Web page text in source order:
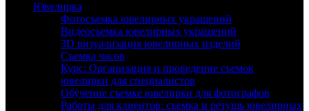
Ювелирка
Фотосъемка ювелирных украшений
Видеосъемка ювелирных украшений
3D визуализация ювелирных изделий
Съемка часов
Курс: Организация и проведение съемок
ювелирки для специалистов
Обучение съемке ювелирки для фотографов
Работы для клиентов: съемка и ретушь ювелирных